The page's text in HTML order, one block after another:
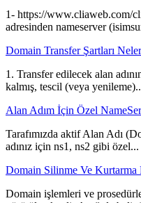
1- https://www.cliaweb.com/
adresinden nameserver
Domain Transfer Şartları
1. Transfer edilecek alan
kalmış, tescil (veya
Alan Adım İçin Özel
Tarafımızda aktif Alan Adı
adınız için ns1, ns2 gibi özel...
Domain Silinme Ve Kurtarma
Domain işlemleri ve